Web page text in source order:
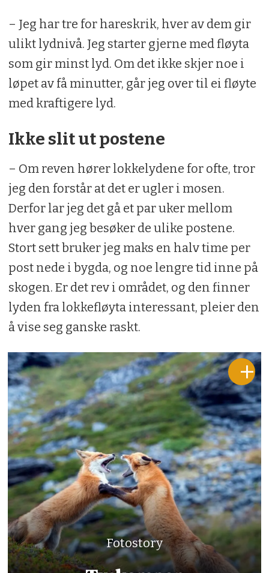
– Jeg har tre for hareskrik, hver av dem gir
ulikt lydnivå. Jeg starter gjerne med fløyta
som gir minst lyd. Om det ikke skjer noe i
løpet av få minutter, går jeg over til ei fløyte
med kraftigere lyd.
Ikke slit ut postene
– Om reven hører lokkelydene for ofte, tror
jeg den forstår at det er ugler i mosen.
Derfor lar jeg det gå et par uker mellom
hver gang jeg besøker de ulike postene.
Stort sett bruker jeg maks en halv time per
post nede i bygda, og noe lengre tid inne på
skogen. Er det rev i området, og den finner
lyden fra lokkefløyta interessant, pleier den
å vise seg ganske raskt.
Fotostory